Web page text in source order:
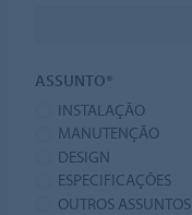
ASSUNTO*
INSTALAÇÃO
MANUTENÇÃO
DESIGN
ESPECIFICAÇÕES
OUTROS ASSUNTOS